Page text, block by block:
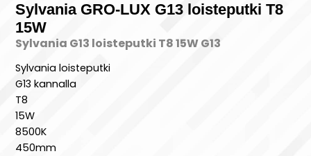
Sylvania GRO-LUX G13 loisteputki T8
15W
Sylvania G13 loisteputki T8 15W G13
Sylvania loisteputki
G13 kannalla
T8
15W
8500K
450mm